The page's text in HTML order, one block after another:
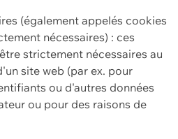
(également appelés cookies
nécessaires) : ces
strictement nécessaires au
site web (par ex. pour
ou d'autres données
ou pour des raisons de